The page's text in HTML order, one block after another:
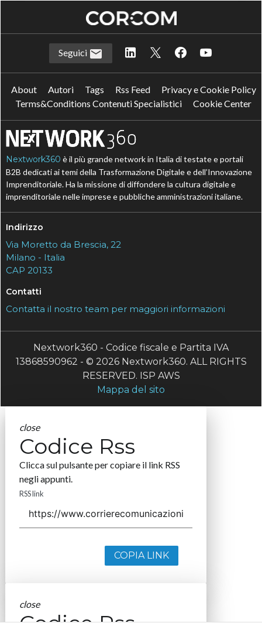
Seguici
About Autori Tags Rss Feed
Privacy e Cookie Policy
Terms&Conditions Contenuti Specialistici
Cookie Center
Nextwork360 è il più grande network in Italia di testate e portali
B2B dedicati ai temi della Trasformazione Digitale e dell’Innovazione
Imprenditoriale. Ha la missione di diffondere la cultura digitale e
imprenditoriale nelle imprese e pubbliche amministrazioni italiane.
Indirizzo
Via Moretto da Brescia, 22
Milano - Italia
CAP 20133
Contatti
Contatta il nostro team per maggiori informazioni
Nextwork360 - Codice fiscale e Partita IVA
13868590962 - © 2026 Nextwork360. ALL RIGHTS
RESERVED. ISP AWS
Mappa del sito
close
Codice Rss
Clicca sul pulsante per copiare il link RSS
negli appunti.
RSS link
COPIA LINK
close